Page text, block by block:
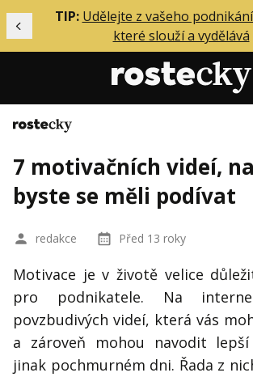
Předchozí
TIP: Udělejte z vašeho
které slouží a vydělává
Mentoring
Podcasty
Solo
O mně
Přihlášení
Kontakt
Domů
7 motivačních videí,
byste se měli podívat
redakce Před 13 roky
Motivace je v životě velice
pro podnikatele. Na
povzbudivých videí, která vás
a zároveň mohou navodit
jinak pochmurném dni. Řada z